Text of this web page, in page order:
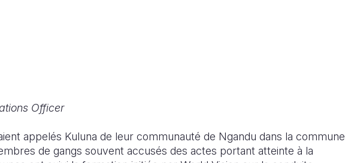
Officer
appelés Kuluna de leur communauté de Ngandu dans la commune
de gangs souvent accusés des actes portant atteinte à la